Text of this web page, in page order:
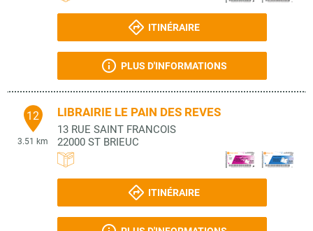
ITINÉRAIRE
PLUS D'INFORMATIONS
12
3.51 km
LIBRAIRIE LE PAIN DES REVES
13 RUE SAINT FRANCOIS
22000 ST BRIEUC
ITINÉRAIRE